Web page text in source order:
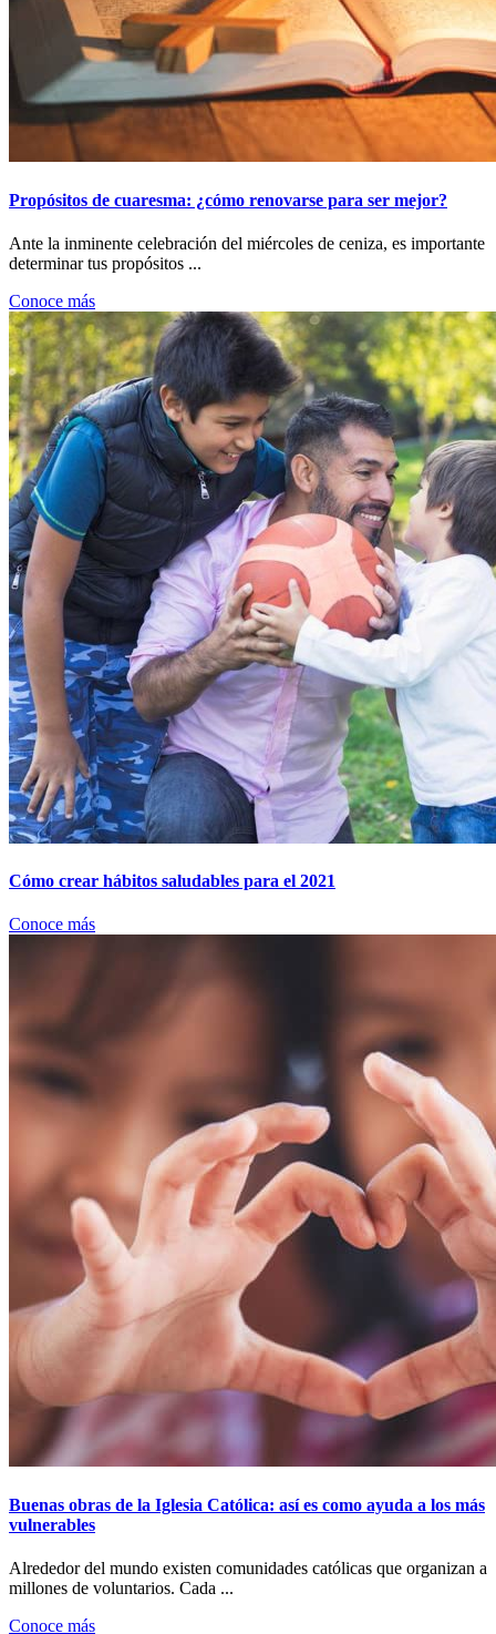
Propósitos de cuaresma: ¿cómo renovarse para ser mejor?
Ante la inminente celebración del miércoles de ceniza, es importante
determinar tus propósitos ...
Conoce más
Cómo crear hábitos saludables para el 2021
Conoce más
Buenas obras de la Iglesia Católica: así es como ayuda a los más
vulnerables
Alrededor del mundo existen comunidades católicas que organizan a
millones de voluntarios. Cada ...
Conoce más